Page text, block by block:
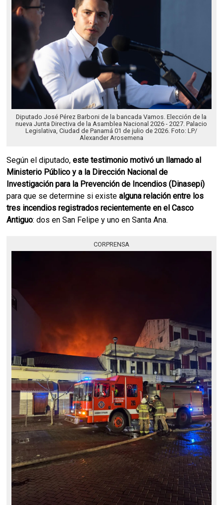
Diputado José Pérez Barboni de la bancada Vamos. Elección de la
nueva Junta Directiva de la Asamblea Nacional 2026 - 2027. Palacio
Legislativa, Ciudad de Panamá 01 de julio de 2026. Foto: LP/
Alexander Arosemena
Según el diputado, este testimonio motivó un llamado al
Ministerio Público y a la Dirección Nacional de
Investigación para la Prevención de Incendios (Dinasepi)
para que se determine si existe alguna relación entre los
tres incendios registrados recientemente en el Casco
Antiguo: dos en San Felipe y uno en Santa Ana.
CORPRENSA